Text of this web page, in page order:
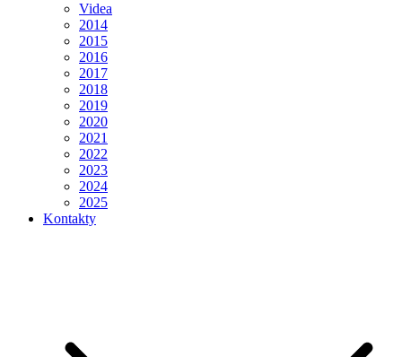
Videa
2014
2015
2016
2017
2018
2019
2020
2021
2022
2023
2024
2025
Kontakty